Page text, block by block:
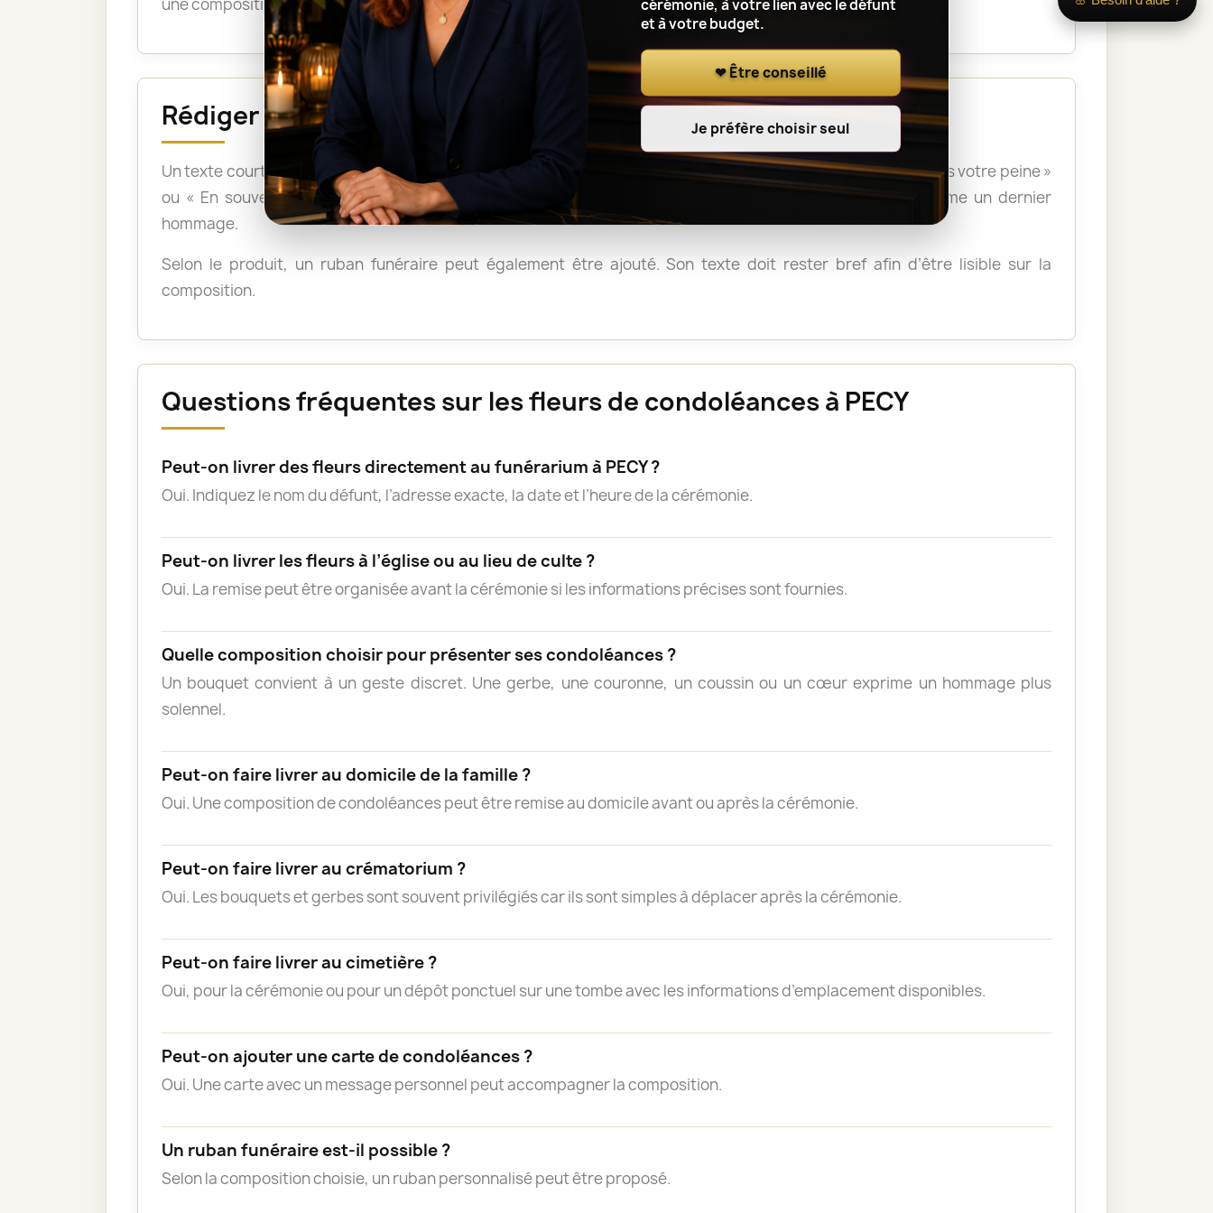
Rédiger un message de condoléances
Un texte court et sincère suffit : « Sincères condoléances », « Avec toute notre affection », « Nous partageons votre peine »
ou « En souvenir des moments partagés ». Le message peut être adressé à la famille ou formulé comme un dernier
hommage.
Selon le produit, un ruban funéraire peut également être ajouté. Son texte doit rester bref afin d’être lisible sur la
composition.
Questions fréquentes sur les fleurs de condoléances à PECY
Peut-on livrer des fleurs directement au funérarium à PECY ?
Oui. Indiquez le nom du défunt, l’adresse exacte, la date et l’heure de la cérémonie.
Peut-on livrer les fleurs à l’église ou au lieu de culte ?
Oui. La remise peut être organisée avant la cérémonie si les informations précises sont fournies.
Quelle composition choisir pour présenter ses condoléances ?
Un bouquet convient à un geste discret. Une gerbe, une couronne, un coussin ou un cœur exprime un hommage plus
solennel.
Peut-on faire livrer au domicile de la famille ?
Oui. Une composition de condoléances peut être remise au domicile avant ou après la cérémonie.
Peut-on faire livrer au crématorium ?
Oui. Les bouquets et gerbes sont souvent privilégiés car ils sont simples à déplacer après la cérémonie.
Peut-on faire livrer au cimetière ?
Oui, pour la cérémonie ou pour un dépôt ponctuel sur une tombe avec les informations d’emplacement disponibles.
Peut-on ajouter une carte de condoléances ?
Oui. Une carte avec un message personnel peut accompagner la composition.
Un ruban funéraire est-il possible ?
Selon la composition choisie, un ruban personnalisé peut être proposé.
cérémonie, à votre lien avec le défunt
et à votre budget.
❤ Être conseillé
Je préfère choisir seul